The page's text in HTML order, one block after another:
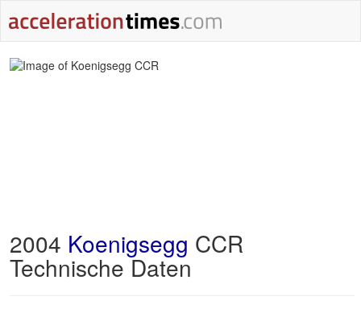
2004 Koenigsegg CCR
Technische Daten